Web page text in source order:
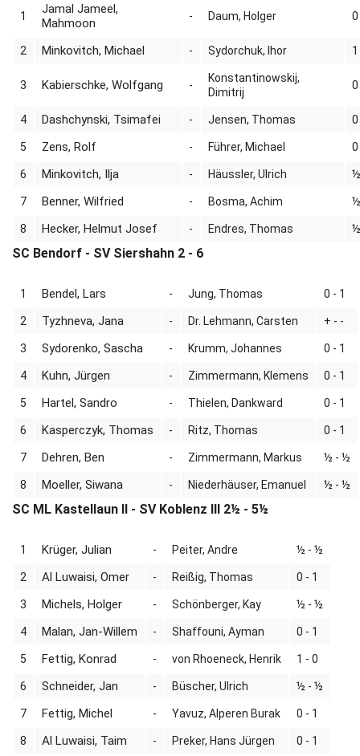
1
Jamal Jameel,
Mahmoon
- Daum, Holger
2 Minkovitch, Michael - Sydorchuk, Ihor
3 Kabierschke, Wolfgang -
Konstantinowskij,
Dimitrij
4 Dashchynski, Tsimafei - Jensen, Thomas
5 Zens, Rolf - Führer, Michael
6 Minkovitch, Ilja - Häussler, Ulrich
7 Benner, Wilfried - Bosma, Achim
8 Hecker, Helmut Josef - Endres, Thomas
SC Bendorf - SV Siershahn 2 - 6
1 Bendel, Lars - Jung, Thomas 0 - 1
2 Tyzhneva, Jana - Dr. Lehmann, Carsten + - -
3 Sydorenko, Sascha - Krumm, Johannes 0 - 1
4 Kuhn, Jürgen - Zimmermann, Klemens 0 - 1
5 Hartel, Sandro - Thielen, Dankward 0 - 1
6 Kasperczyk, Thomas - Ritz, Thomas 0 - 1
7 Dehren, Ben - Zimmermann, Markus ½ - ½
8 Moeller, Siwana - Niederhäuser, Emanuel ½ - ½
SC ML Kastellaun II - SV Koblenz III 2½ - 5½
1 Krüger, Julian - Peiter, Andre ½ - ½
2 Al Luwaisi, Omer - Reißig, Thomas 0 - 1
3 Michels, Holger - Schönberger, Kay ½ - ½
4 Malan, Jan-Willem - Shaffouni, Ayman 0 - 1
5 Fettig, Konrad - von Rhoeneck, Henrik 1 - 0
6 Schneider, Jan - Büscher, Ulrich ½ - ½
7 Fettig, Michel - Yavuz, Alperen Burak 0 - 1
8 Al Luwaisi, Taim - Preker, Hans Jürgen 0 - 1